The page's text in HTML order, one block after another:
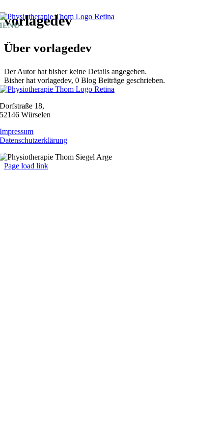
Zum
Inhalt
vorlagedev
Über vorlagedev
Der Autor hat bisher keine Details angegeben.
Bisher hat vorlagedev, 0 Blog Beiträge geschrieben.
Dorfstraße 18,
52146 Würselen
Impressum
Datenschutzerklärung
Page load link